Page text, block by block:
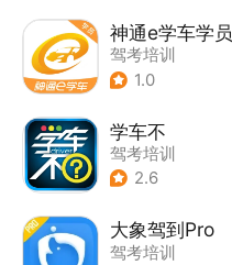
神通e学车学员
驾考培训
1.0
学车不
驾考培训
2.6
大象驾到Pro
驾考培训